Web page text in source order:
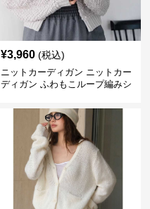
¥3,960 (税込)
ニットカーディガン ニットカー
ディガン ふわもこループ編みシ